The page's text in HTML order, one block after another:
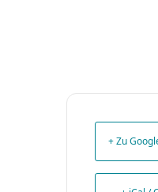
+ Zu